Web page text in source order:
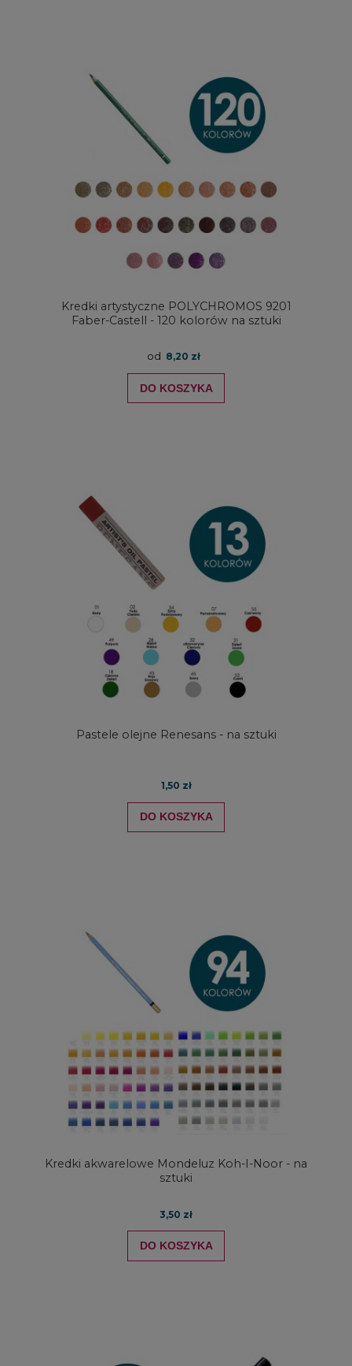
Kredki artystyczne POLYCHROMOS 9201
Faber-Castell - 120 kolorów na sztuki
od 8,20 zł
DO KOSZYKA
Pastele olejne Renesans - na sztuki
1,50 zł
DO KOSZYKA
Kredki akwarelowe Mondeluz Koh-I-Noor - na
sztuki
3,50 zł
DO KOSZYKA